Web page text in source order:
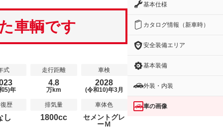
車輌です
式
5)年
走行距離
4.8
万km
車検
2028
(令和10)年3月
歴
し
排気量
1800cc
車体色
セメントグレ
ーＭ
基本仕様
カタログ情報（新車時）
安全装備エリア
基本装備
外装・内装
車の画像